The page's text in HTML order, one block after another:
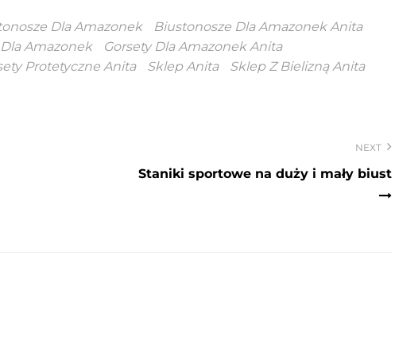
Dla Amazonek
Biustonosze Dla Amazonek Anita
Amazonek
Gorsety Dla Amazonek Anita
Protetyczne Anita Sklep Anita Sklep Z Bielizną Anita
NEXT
Staniki sportowe na duży i mały biust